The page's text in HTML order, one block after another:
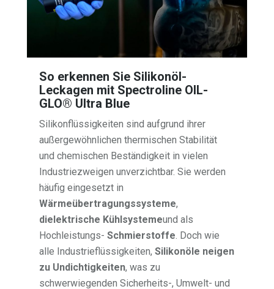
So erkennen Sie Silikonöl-
Leckagen mit Spectroline OIL-
GLO® Ultra Blue
Silikonflüssigkeiten sind aufgrund ihrer
außergewöhnlichen thermischen Stabilität
und chemischen Beständigkeit in vielen
Industriezweigen unverzichtbar. Sie werden
häufig eingesetzt in
Wärmeübertragungssysteme,
dielektrische Kühlsystemeund als
Hochleistungs-Schmierstoffe. Doch wie
alle Industrieflüssigkeiten,Silikonöle neigen
zu Undichtigkeiten, was zu
schwerwiegenden Sicherheits-, Umwelt- und